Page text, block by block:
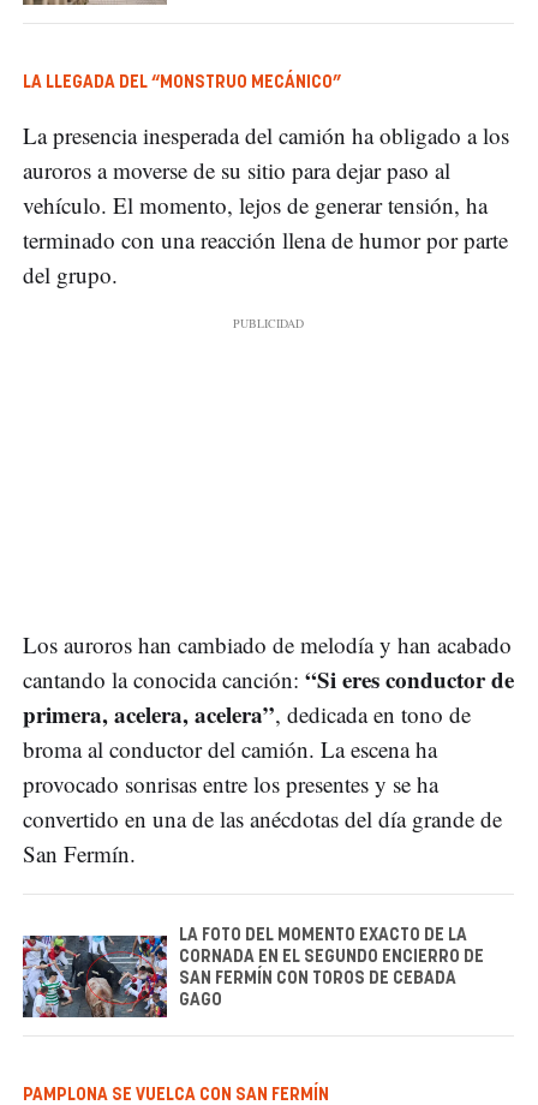
LA LLEGADA DEL “MONSTRUO MECÁNICO”
La presencia inesperada del camión ha obligado a los
auroros a moverse de su sitio para dejar paso al
vehículo. El momento, lejos de generar tensión, ha
terminado con una reacción llena de humor por parte
del grupo.
Los auroros han cambiado de melodía y han acabado
cantando la conocida canción: “Si eres conductor de
primera, acelera, acelera”, dedicada en tono de
broma al conductor del camión. La escena ha
provocado sonrisas entre los presentes y se ha
convertido en una de las anécdotas del día grande de
San Fermín.
LA FOTO DEL MOMENTO EXACTO DE LA
CORNADA EN EL SEGUNDO ENCIERRO DE
SAN FERMÍN CON TOROS DE CEBADA
GAGO
PAMPLONA SE VUELCA CON SAN FERMÍN